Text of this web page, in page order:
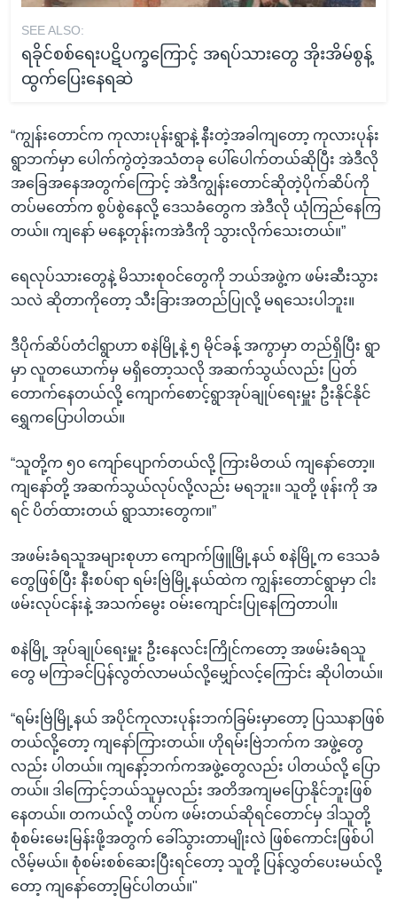
SEE ALSO:
ရခိုင်စစ်ရေးပဋိပက္ခကြောင့် အရပ်သားတွေ အိုးအိမ်စွန့်
ထွက်ပြေးနေရဆဲ
“ကျွန်းတောင်က ကုလားပုန်းရွာနဲ့ နီးတဲ့အခါကျတော့ ကုလားပုန်း
ရွာဘက်မှာ ပေါက်ကွဲတဲ့အသံတခု ပေါ်ပေါက်တယ်ဆိုပြီး အဲဒီလို
အခြေအနေအတွက်ကြောင့် အဲဒီကျွန်းတောင်ဆိုတဲ့ပိုက်ဆိပ်ကို
တပ်မတော်က စွပ်စွဲနေလို့ ဒေသခံတွေက အဲဒီလို ယုံကြည်နေကြ
တယ်။ ကျနော် မနေ့တုန်းကအဲဒီကို သွားလိုက်သေးတယ်။”
ရေလုပ်သားတွေနဲ့ မိသားစုဝင်တွေကို ဘယ်အဖွဲ့က ဖမ်းဆီးသွား
သလဲ ဆိုတာကိုတော့ သီးခြားအတည်ပြုလို့ မရသေးပါဘူး။
ဒီပိုက်ဆိပ်တံငါရွာဟာ စနဲမြို့နဲ့ ၅ မိုင်ခန့် အကွာမှာ တည်ရှိပြီး ရွာ
မှာ လူတယောက်မှ မရှိတော့သလို အဆက်သွယ်လည်း ပြတ်
တောက်နေတယ်လို့ ကျောက်စောင့်ရွာအုပ်ချုပ်ရေးမှူး ဦးနိုင်နိုင်
ရွှေကပြောပါတယ်။
“သူတို့က ၅၀ ကျော်ပျောက်တယ်လို့ ကြားမိတယ် ကျနော်တော့။
ကျနော်တို့ အဆက်သွယ်လုပ်လို့လည်း မရဘူး။ သူတို့ ဖုန်းကို အ
ရင် ပိတ်ထားတယ် ရွာသားတွေက။”
အဖမ်းခံရသူအများစုဟာ ကျောက်ဖြူမြို့နယ် စနဲမြို့က ဒေသခံ
တွေဖြစ်ပြီး နီးစပ်ရာ ရမ်းဗြဲမြို့နယ်ထဲက ကျွန်းတောင်ရွာမှာ ငါး
ဖမ်းလုပ်ငန်းနဲ့ အသက်မွေး ဝမ်းကျောင်းပြုနေကြတာပါ။
စနဲမြို့ အုပ်ချုပ်ရေးမှူး ဦးနေလင်းကြိုင်ကတော့ အဖမ်းခံရသူ
တွေ မကြာခင်ပြန်လွတ်လာမယ်လို့မျှော်လင့်ကြောင်း ဆိုပါတယ်။
“ရမ်းဗြဲမြို့နယ် အပိုင်ကုလားပုန်းဘက်ခြမ်းမှာတော့ ပြဿနာဖြစ်
တယ်လို့တော့ ကျနော်ကြားတယ်။ ဟိုရမ်းဗြဲဘက်က အဖွဲ့တွေ
လည်း ပါတယ်။ ကျနော့်ဘက်ကအဖွဲ့တွေလည်း ပါတယ်လို့ ပြော
တယ်။ ဒါကြောင့်ဘယ်သူမှလည်း အတိအကျမပြောနိုင်ဘူးဖြစ်
နေတယ်။ တကယ်လို့ တပ်က ဖမ်းတယ်ဆိုရင်တောင်မှ ဒါသူတို့
စုံစမ်းမေးမြန်းဖို့အတွက် ခေါ်သွားတာမျိုးလဲ ဖြစ်ကောင်းဖြစ်ပါ
လိမ့်မယ်။ စုံစမ်းစစ်ဆေးပြီးရင်တော့ သူတို့ ပြန်လွှတ်ပေးမယ်လို့
တော့ ကျနော်တော့မြင်ပါတယ်။"